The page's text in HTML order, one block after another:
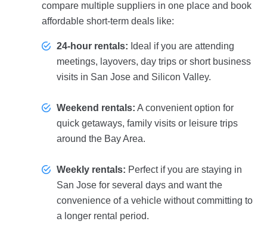
compare multiple suppliers in one place and book
affordable short-term deals like:
24-hour rentals: Ideal if you are attending
meetings, layovers, day trips or short business
visits in San Jose and Silicon Valley.
Weekend rentals: A convenient option for
quick getaways, family visits or leisure trips
around the Bay Area.
Weekly rentals: Perfect if you are staying in
San Jose for several days and want the
convenience of a vehicle without committing to
a longer rental period.